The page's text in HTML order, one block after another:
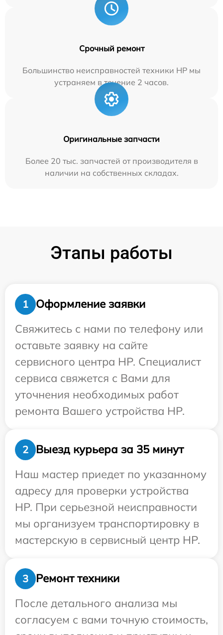
Срочный ремонт
Большинство неисправностей техники HP мы
устраняем в течение 2 часов.
Оригинальные запчасти
Более 20 тыс. запчастей от производителя в
наличии на собственных складах.
Этапы работы
1
Оформление заявки
Свяжитесь с нами по телефону или
оставьте заявку на сайте
сервисного центра HP. Специалист
сервиса свяжется с Вами для
уточнения необходимых работ
ремонта Вашего устройства HP.
2
Выезд курьера за 35 минут
Наш мастер приедет по указанному
адресу для проверки устройства
HP. При серьезной неисправности
мы организуем транспортировку в
мастерскую в сервисный центр HP.
3
Ремонт техники
После детального анализа мы
согласуем с вами точную стоимость,